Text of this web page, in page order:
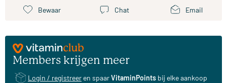
Bewaar Chat Email
Members krijgen meer
Login / registreer en spaarVitaminPoints bij elke aankoop